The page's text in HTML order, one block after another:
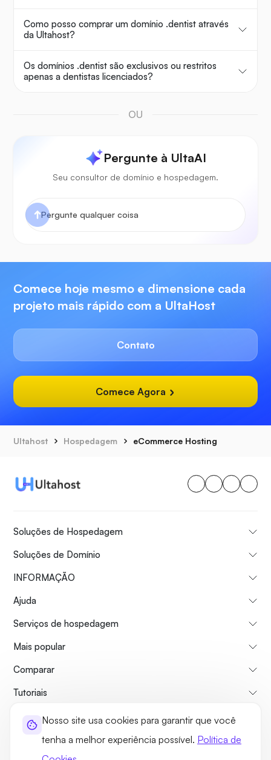
Nosso site usa cookies para garantir que você
tenha a melhor experiência possível. Política de
Como posso comprar um domínio .dentist através
da Ultahost?
Os domínios .dentist são exclusivos ou restritos
apenas a dentistas licenciados?
OU
Pergunte à UltaAI
Seu consultor de domínio e hospedagem.
Comece hoje mesmo e dimensione cada
projeto mais rápido com a UltaHost
Contato
Comece Agora
Ultahost Hospedagem eCommerce Hosting
Soluções de Hospedagem
Soluções de Domínio
INFORMAÇÃO
Ajuda
Serviços de hospedagem
Mais popular
Comparar
Tutoriais
Sobre nós
Política de PrivacidadeJurídicoMapa do site